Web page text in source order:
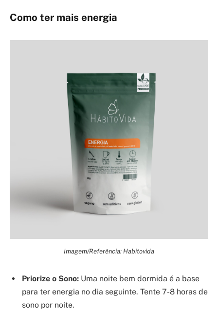
Como ter mais energia
Imagem/Referência: Habitovida
Priorize o Sono: Uma noite bem dormida é a base
para ter energia no dia seguinte. Tente 7-8 horas de
sono por noite.